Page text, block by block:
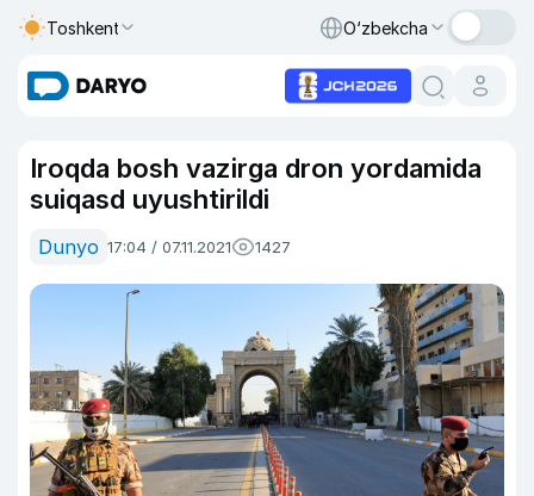
Toshkent O‘zbekcha
Iroqda bosh vazirga dron yordamida
suiqasd uyushtirildi
Dunyo 17:04 / 07.11.2021 1427